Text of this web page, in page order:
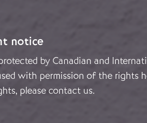
notice
by Canadian and
with permission of the rights
please contact us.